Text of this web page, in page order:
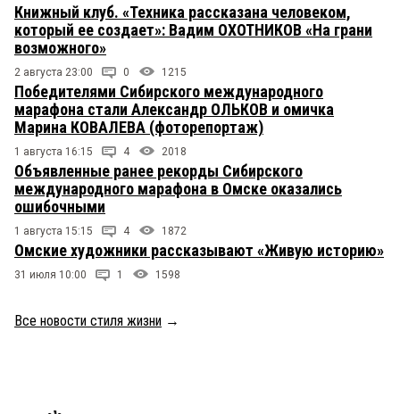
Книжный клуб. «Техника рассказана человеком,
который ее создает»: Вадим ОХОТНИКОВ «На грани
возможного»
2 августа 23:00 0 1215
Победителями Сибирского международного
марафона стали Александр ОЛЬКОВ и омичка
Марина КОВАЛЕВА (фоторепортаж)
1 августа 16:15 4 2018
Объявленные ранее рекорды Сибирского
международного марафона в Омске оказались
ошибочными
1 августа 15:15 4 1872
Омские художники рассказывают «Живую историю»
31 июля 10:00 1 1598
Все новости стиля жизни →